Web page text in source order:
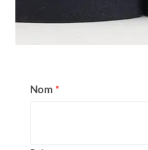
Nom *